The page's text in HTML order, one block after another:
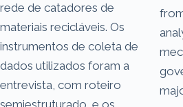
rede de catadores de
materiais recicláveis. Os
instrumentos de coleta de
dados utilizados foram a
entrevista, com roteiro
semiestruturado, e os